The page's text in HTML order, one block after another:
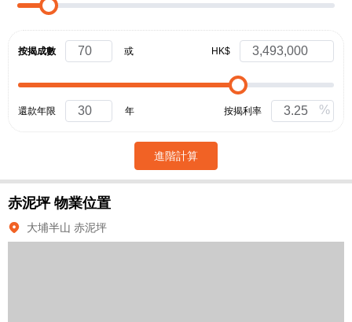
按揭成數 或 HK$
還款年限 年 按揭利率 %
進階計算
赤泥坪物業位置
大埔半山 赤泥坪